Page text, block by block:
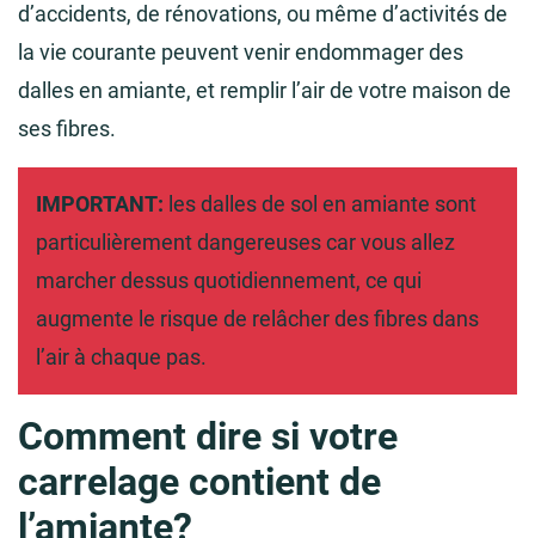
d’accidents, de rénovations, ou même d’activités de
la vie courante peuvent venir endommager des
dalles en amiante, et remplir l’air de votre maison de
ses fibres.
IMPORTANT: les dalles de sol en amiante sont
particulièrement dangereuses car vous allez
marcher dessus quotidiennement, ce qui
augmente le risque de relâcher des fibres dans
l’air à chaque pas.
Comment dire si votre
carrelage contient de
l’amiante?